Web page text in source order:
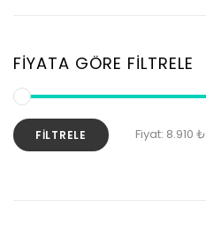
Küpe
FIYATA GÖRE FILTRELE
FILTRELE Fiyat: 8.910 ₺